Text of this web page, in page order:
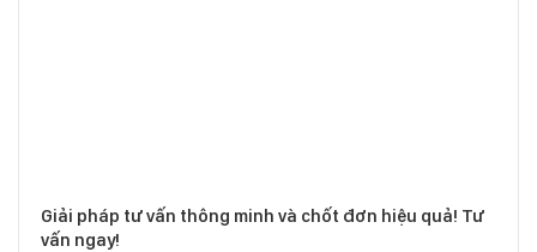
Giải pháp tư vấn thông minh và chốt đơn hiệu quả! Tư
vấn ngay!